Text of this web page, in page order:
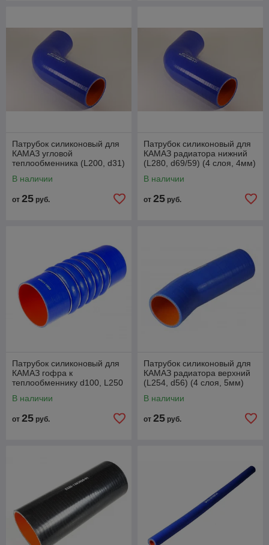
Патрубок силиконовый для
КАМАЗ угловой
теплообменника (L200, d31)
В наличии
от 25 руб.
Патрубок силиконовый для
КАМАЗ радиатора нижний
(L280, d69/59) (4 слоя, 4мм)
В наличии
от 25 руб.
Патрубок силиконовый для
КАМАЗ гофра к
теплообменнику d100, L250
В наличии
от 25 руб.
Патрубок силиконовый для
КАМАЗ радиатора верхний
(L254, d56) (4 слоя, 5мм)
В наличии
от 25 руб.